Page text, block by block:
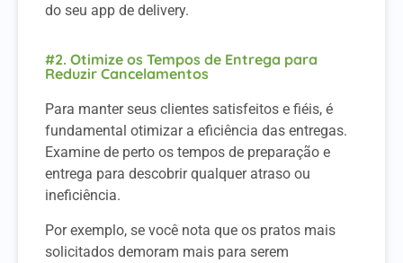
do seu app de delivery.
#2. Otimize os Tempos de Entrega para
Reduzir Cancelamentos
Para manter seus clientes satisfeitos e fiéis, é
fundamental otimizar a eficiência das entregas.
Examine de perto os tempos de preparação e
entrega para descobrir qualquer atraso ou
ineficiência.
Por exemplo, se você nota que os pratos mais
solicitados demoram mais para serem